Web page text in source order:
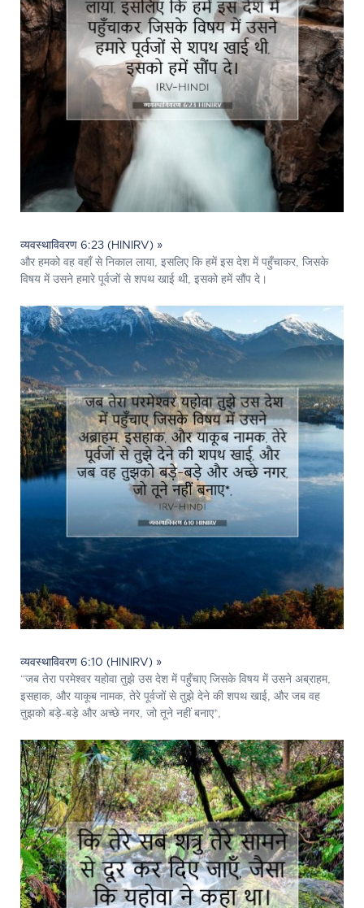
व्यवस्थाविवरण 6:23 (HINIRV) »
और हमको वह वहाँ से निकाल लाया, इसलिए कि हमें इस देश में पहुँचाकर, जिसके
विषय में उसने हमारे पूर्वजों से शपथ खाई थी, इसको हमें सौंप दे।
व्यवस्थाविवरण 6:10 (HINIRV) »
“जब तेरा परमेश्‍वर यहोवा तुझे उस देश में पहुँचाए जिसके विषय में उसने अब्राहम,
इसहाक, और याकूब नामक, तेरे पूर्वजों से तुझे देने की शपथ खाई, और जब वह
तुझको बड़े-बड़े और अच्छे नगर, जो तूने नहीं बनाए*,